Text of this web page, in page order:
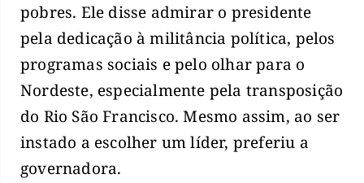
pobres. Ele disse admirar o presidente
pela dedicação à militância política, pelos
programas sociais e pelo olhar para o
Nordeste, especialmente pela transposição
do Rio São Francisco. Mesmo assim, ao ser
instado a escolher um líder, preferiu a
governadora.